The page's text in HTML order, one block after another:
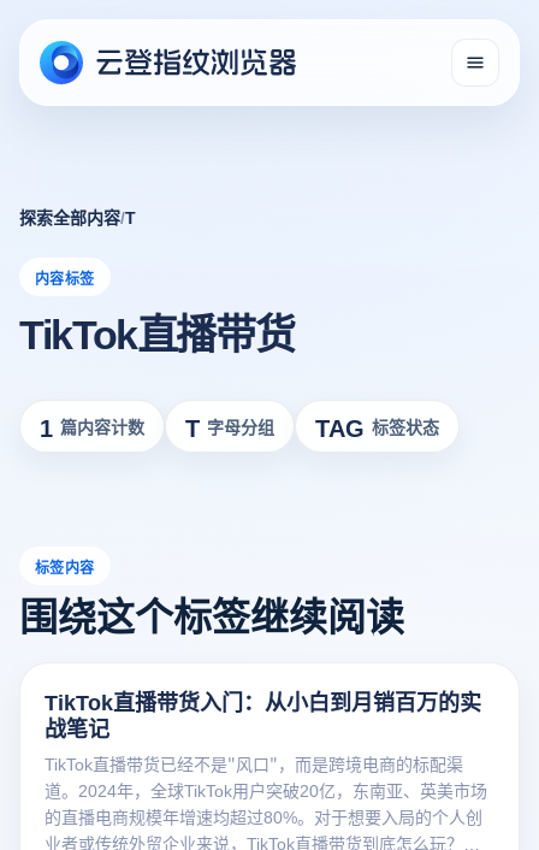
探索全部内容/T
内容标签
TikTok直播带货
1 篇内容计数 T 字母分组 TAG 标签状态
标签内容
围绕这个标签继续阅读
TikTok直播带货入门：从小白到月销百万的实
战笔记
TikTok直播带货已经不是"风口"，而是跨境电商的标配渠
道。2024年，全球TikTok用户突破20亿，东南亚、英美市场
的直播电商规模年增速均超过80%。对于想要入局的个人创
业者或传统外贸企业来说，TikTok直播带货到底怎么玩？从